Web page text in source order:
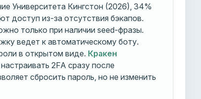
Университета Кингстон (2026), 34%
доступ из-за отсутствия бэкапов.
только при наличии seed-фразы.
ведет к автоматическому боту.
в открытом виде. Кракен
2FA сразу после
сбросить пароль, но не изменить